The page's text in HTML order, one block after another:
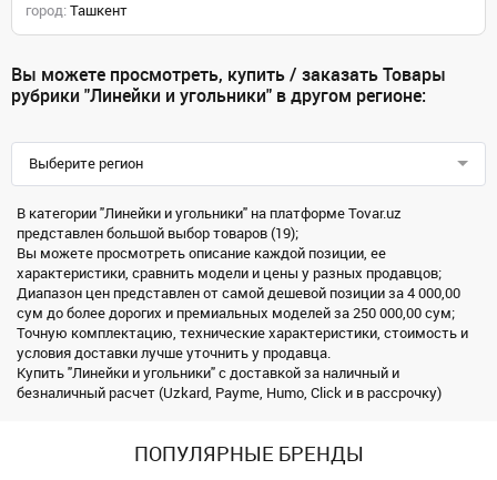
город: Ташкент
Вы можете просмотреть, купить / заказать Товары
рубрики "Линейки и угольники" в другом регионе:
Выберите регион
В категории "Линейки и угольники" на платформе Tovar.uz
представлен большой выбор товаров (19);
Вы можете просмотреть описание каждой позиции, ее
характеристики, сравнить модели и цены у разных продавцов;
Диапазон цен представлен от самой дешевой позиции за 4 000,00
сум до более дорогих и премиальных моделей за 250 000,00 сум;
Точную комплектацию, технические характеристики, стоимость и
условия доставки лучше уточнить у продавца.
Купить "Линейки и угольники" с доставкой за наличный и
безналичный расчет (Uzkard, Payme, Humo, Click и в рассрочку)
ПОПУЛЯРНЫЕ БРЕНДЫ